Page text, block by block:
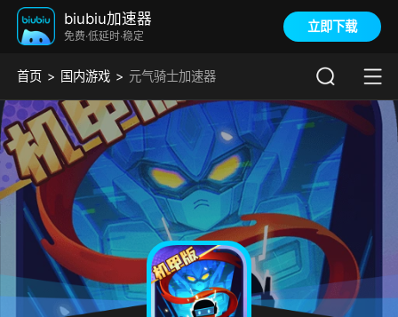
biubiu加速器
免费·低延时·稳定
立即下载
首页 国内游戏 元气骑士加速器